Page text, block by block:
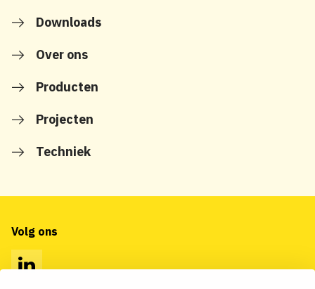
Downloads
Over ons
Producten
Projecten
Techniek
Volg ons